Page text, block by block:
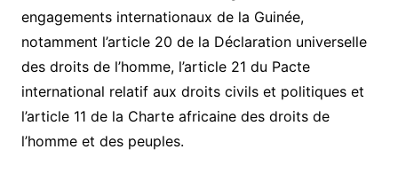
engagements internationaux de la Guinée,
notamment l’article 20 de la Déclaration universelle
des droits de l’homme, l’article 21 du Pacte
international relatif aux droits civils et politiques et
l’article 11 de la Charte africaine des droits de
l’homme et des peuples.